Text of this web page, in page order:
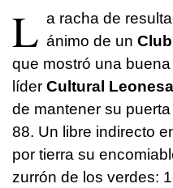
L a racha de
ánimo de un
que mostró una
líder Cultural Leonesa
de mantener su
88. Un libre indirecto
por tierra su
zurrón de los verdes: